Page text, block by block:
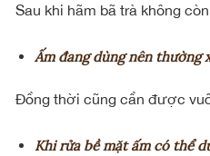
Sau khi hãm bã trà không
Ấm đang dùng nên thường
Đồng thời cũng cần được
Khi rửa bề mặt ấm có thể